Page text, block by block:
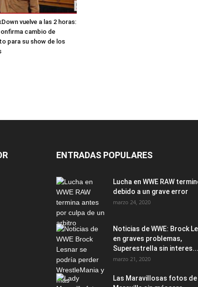
vuelve a las 2 horas:
cambio de
para su show de los
ENTRADAS POPULARES
Lucha en WWE RAW
debido a un grave error
marzo 24, 2020
Noticias de WWE: Brock
en graves problemas,
Superestrella sin interes...
marzo 21, 2020
Las Maravillosas fotos de